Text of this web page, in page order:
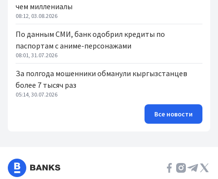
чем миллениалы
08:12, 03.08.2026
По данным СМИ, банк одобрил кредиты по
паспортам с аниме-персонажами
08:01, 31.07.2026
За полгода мошенники обманули кыргызстанцев
более 7 тысяч раз
05:14, 30.07.2026
Все новости